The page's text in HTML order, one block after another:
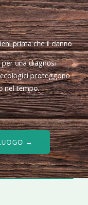
prima che il danno
una diagnosi
proteggono
nel tempo.
→